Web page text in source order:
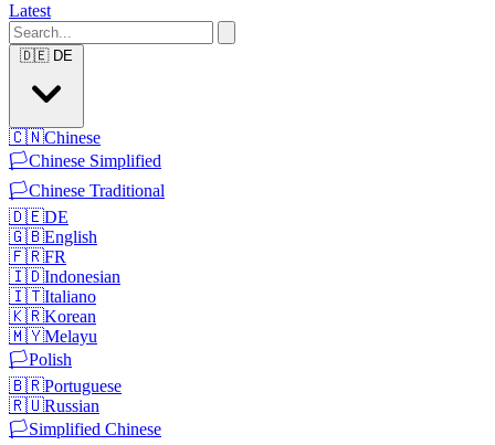
Latest
🇩🇪 DE
🇨🇳Chinese
🏳️Chinese Simplified
🏳️Chinese Traditional
🇩🇪DE
🇬🇧English
🇫🇷FR
🇮🇩Indonesian
🇮🇹Italiano
🇰🇷Korean
🇲🇾Melayu
🏳️Polish
🇧🇷Portuguese
🇷🇺Russian
🏳️Simplified Chinese